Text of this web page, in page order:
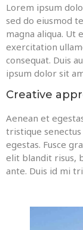
Lorem ipsum
sed do eiusmod
magna aliqua. Ut
exercitation
consequat. Duis
ipsum dolor sit
Creative
Aenean et
tristique
egestas. Fusce
elit blandit risus,
ante. Duis id mi